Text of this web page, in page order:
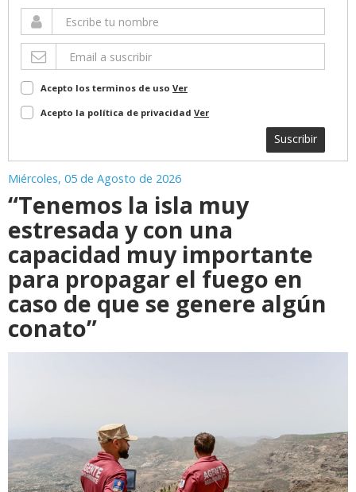
Acepto los terminos de uso Ver
Acepto la política de privacidad Ver
Suscribir
Miércoles, 05 de Agosto de 2026
“Tenemos la isla muy
estresada y con una
capacidad muy importante
para propagar el fuego en
caso de que se genere algún
conato”